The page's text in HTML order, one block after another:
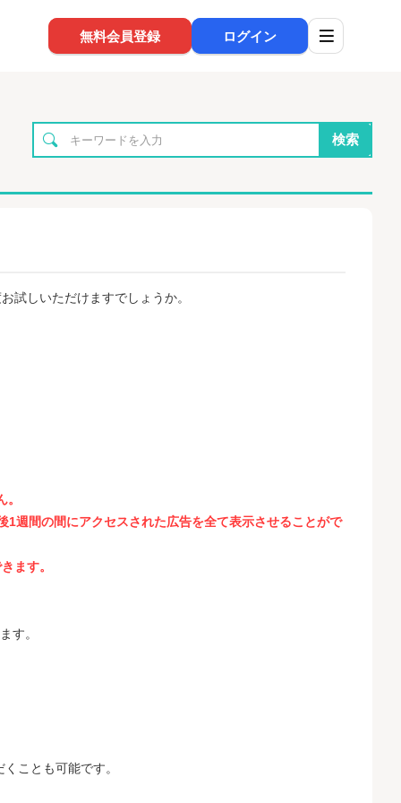
無料会員登録 ログイン
検索
試しいただけますでしょうか。
週間の間にアクセスされた広告を全て表示させることがで
ます。
す。
ことも可能です。